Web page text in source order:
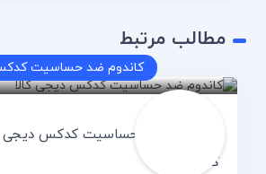
مطالب مرتبط
کاندوم ضد حساسیت
کاندوم ضد حساسیت کدکس دیجی
کالا